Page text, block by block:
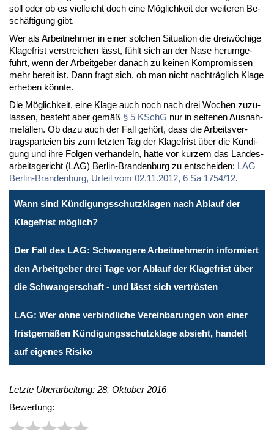
soll oder ob es viel­leicht doch ei­ne Mög­lich­keit der wei­te­ren Be­
schäf­ti­gung gibt.
Wer als Ar­beit­neh­mer in ei­ner sol­chen Si­tua­ti­on die drei­wö­chi­ge
Kla­ge­frist ver­strei­chen lässt, fühlt sich an der Na­se her­um­ge­
führt, wenn der Ar­beit­ge­ber da­nach zu kei­nen Kom­pro­mis­sen
mehr be­reit ist. Dann fragt sich, ob man nicht nach­träg­lich Kla­ge
er­he­ben könn­te.
Die Mög­lich­keit, ei­ne Kla­ge auch noch nach drei Wo­chen zu­zu­
las­sen, be­steht aber ge­mäß § 5 KSchG nur in sel­te­nen Aus­nah­
me­fäl­len. Ob da­zu auch der Fall ge­hört, dass die Ar­beits­ver­
trags­par­tei­en bis zum letz­ten Tag der Kla­ge­frist über die Kün­di­
gung und ih­re Fol­gen ver­han­deln, hat­te vor kur­zem das Lan­des­
ar­beits­ge­richt (LAG) Ber­lin-Bran­den­burg zu ent­schei­den: LAG
Ber­lin-Bran­den­burg, Ur­teil vom 02.11.2012, 6 Sa 1754/12.
Wann sind Kündigungsschutzklagen nach Ablauf der
Klagefrist möglich?
Der Fall des LAG: Schwangere Arbeitnehmerin informiert
den Arbeitgeber drei Tage vor Ablauf der Klagefrist über
die Schwangerschaft - und lässt sich vertrösten
LAG: Wer ohne verbindliche Vereinbarungen von einer
fristgemäßen Kündigungsschutzklage absieht, handelt
auf eigenes Risiko
Letzte Überarbeitung: 28. Oktober 2016
Bewertung: